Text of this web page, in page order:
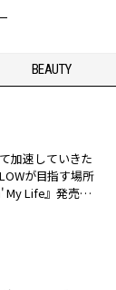
BEAUTY
加速していきた
が目指す場所
Life』発売】 |